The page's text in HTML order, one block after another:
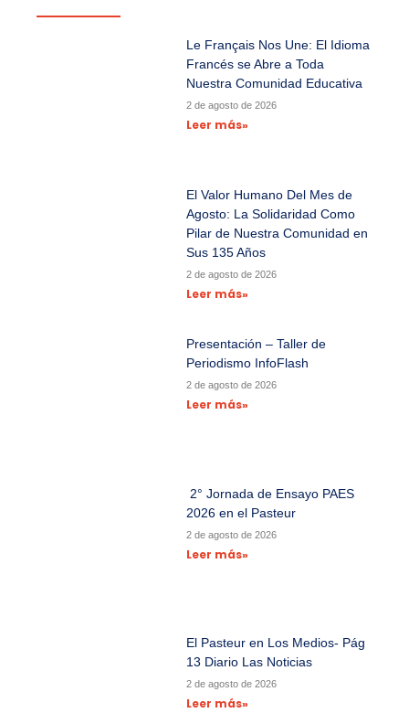
Le Français Nos Une: El Idioma
Francés se Abre a Toda
Nuestra Comunidad Educativa
2 de agosto de 2026
Leer más»
El Valor Humano Del Mes de
Agosto: La Solidaridad Como
Pilar de Nuestra Comunidad en
Sus 135 Años
2 de agosto de 2026
Leer más»
Presentación – Taller de
Periodismo InfoFlash
2 de agosto de 2026
Leer más»
2° Jornada de Ensayo PAES
2026 en el Pasteur
2 de agosto de 2026
Leer más»
El Pasteur en Los Medios- Pág
13 Diario Las Noticias
2 de agosto de 2026
Leer más»